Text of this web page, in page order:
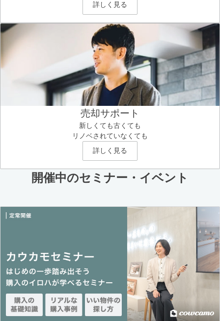
詳しく見る
売却サポート
新しくても古くても
リノベされていなくても
詳しく見る
開催中のセミナー・イベント